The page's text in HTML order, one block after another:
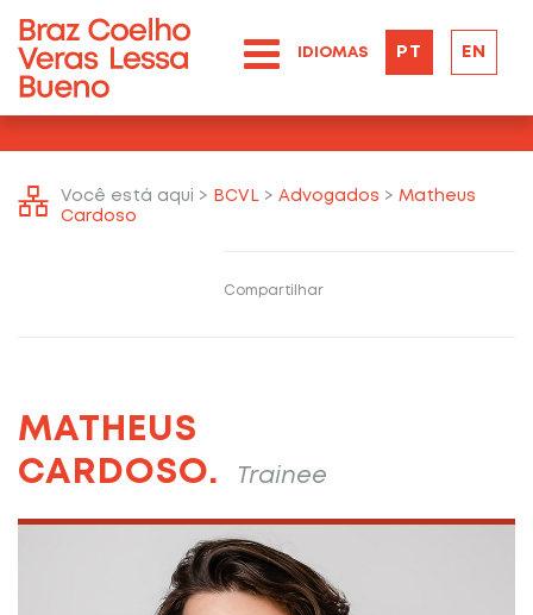
IDIOMAS PT EN
Você está aqui > BCVL > Advogados > Matheus
Cardoso
Compartilhar
MATHEUS
CARDOSO.
Trainee